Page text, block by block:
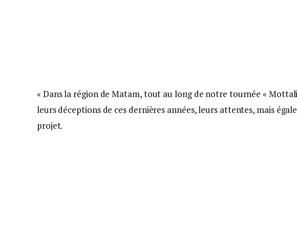
« Dans la région de Matam, tout au long de notre tournée «
leurs déceptions de ces dernières années, leurs attentes, mais
projet.